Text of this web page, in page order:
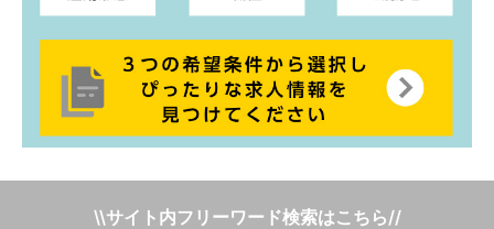
\\サイト内フリーワード検索はこちら//